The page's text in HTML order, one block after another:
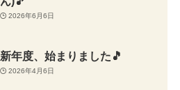
2026年6月6日
新年度、始まりました🎵
2026年4月6日